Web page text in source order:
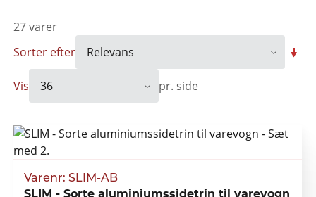
27varer
Sorter efter
Vis pr. side
Varenr: SLIM-AB
SLIM - Sorte aluminiumssidetrin til varevogn